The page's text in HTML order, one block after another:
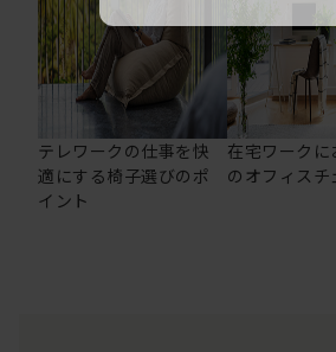
テレワークの仕事を快
適にする椅子選びのポ
イント
在宅ワークに
のオフィスチ